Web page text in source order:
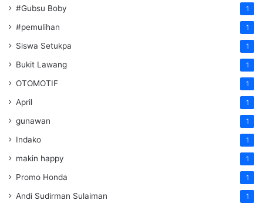
#Gubsu Boby 1
#pemulihan 1
Siswa Setukpa 1
Bukit Lawang 1
OTOMOTIF 1
April 1
gunawan 1
Indako 1
makin happy 1
Promo Honda 1
Andi Sudirman Sulaiman 1